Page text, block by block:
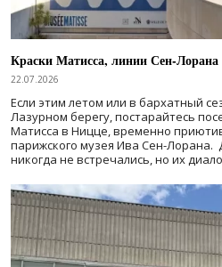
Краски Матисса, линии Сен-Лорана
22.07.2026
Если этим летом или в бархатный
Лазурном берегу, постарайтесь
Матисса в Ницце, временно
парижского музея Ива Сен-Лорана.
никогда не встречались, но их